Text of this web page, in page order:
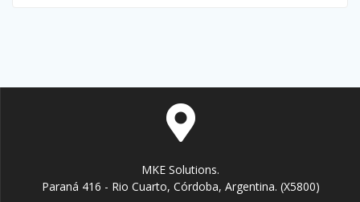
MKE Solutions.
Paraná 416 - Rio Cuarto, Córdoba, Argentina. (X5800)